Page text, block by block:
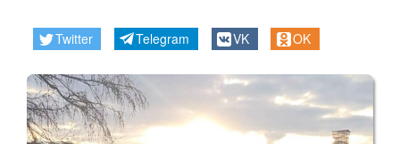
Twitter Telegram VK OK